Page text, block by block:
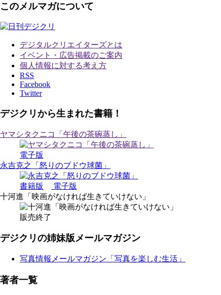
このメルマガについて
デジタルクリエイターズとは
イベント・広告掲載のご案内
個人情報に対する考え方
RSS
Facebook
Twitter
デジクリから生まれた書籍！
ヤマシタクニコ「午後の茶碗蒸し」
電子版
永吉克之「怒りのブドウ球菌」
書籍版
電子版
十河進「映画がなければ生きていけない」
販売終了
デジクリの姉妹版メールマガジン
写真情報メールマガジン「写真を楽しむ生活」
著者一覧